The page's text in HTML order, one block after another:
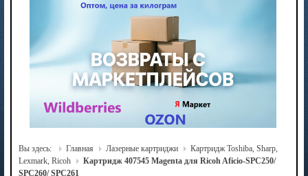
Вы здесь: Главная Лазерные картриджи
Картридж Toshiba, Sharp,
Lexmark, Ricoh
Картридж 407545 Magenta для Ricoh Aficio-SPC250/
SPC260/ SPC261